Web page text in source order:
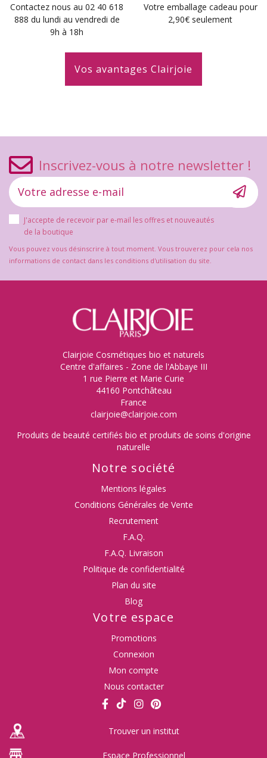
Contactez nous au 02 40 618
888 du lundi au vendredi de
9h à 18h
Votre emballage cadeau pour
2,90€ seulement
Vos avantages Clairjoie
Inscrivez-vous à notre newsletter !
J'accepte de recevoir par e-mail les offres et nouveautés
de la boutique
Vous pouvez vous désinscrire à tout moment. Vous trouverez pour cela nos
informations de contact dans les conditions d'utilisation du site.
Clairjoie Cosmétiques bio et naturels
Centre d'affaires - Zone de l'Abbaye III
1 rue Pierre et Marie Curie
44160 Pontchâteau
France
clairjoie@clairjoie.com
Produits de beauté certifiés bio et produits de soins d'origine
naturelle
Notre société
Mentions légales
Conditions Générales de Vente
Recrutement
F.A.Q.
F.A.Q. Livraison
Politique de confidentialité
Plan du site
Blog
Votre espace
Promotions
Connexion
Mon compte
Nous contacter
Trouver un institut
Espace Professionnel